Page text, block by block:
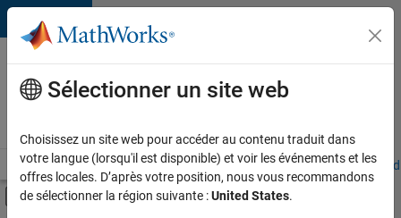
Passer au contenu
Votre
carrière
chez
Accueil Explorer nos opportunités Adresses de nos bureaux
Activer/désactiver l'affichage du menu
Contenu principal
Sélectionner un site web
Choisissez un site web pour accéder au contenu traduit dans
votre langue (lorsqu'il est disponible) et voir les événements et les
offres locales. D’après votre position, nous vous recommandons
de sélectionner la région suivante :United States.